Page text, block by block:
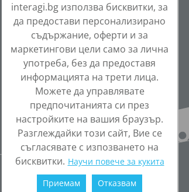
interagi.bg използва бисквитки, за
да предостави персонализирано
съдържание, оферти и за
маркетингови цели само за лична
употреба, без да предоставя
информацията на трети лица.
Можете да управлявате
предпочитанията си през
настройките на вашия браузър.
Разглеждайки този сайт, Вие се
съгласявате с изпозването на
бисквитки. Научи повече за кукита
Приемам
Отказвам
Контакти
Общи условия
Защита на личните данни
Политика за бисквитки
ONETEAM Portal